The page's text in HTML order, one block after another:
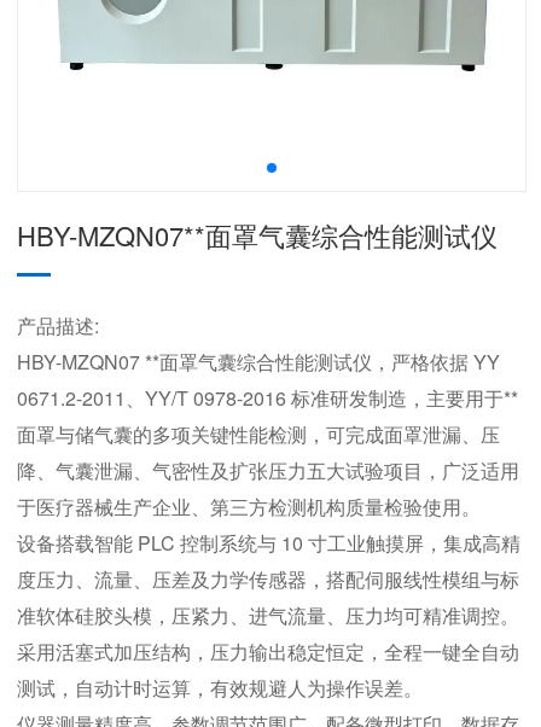
HBY-MZQN07**面罩气囊综合性能测试仪
产品描述:
HBY-MZQN07 **面罩气囊综合性能测试仪，严格依据 YY
0671.2-2011、YY/T 0978-2016 标准研发制造，主要用于**
面罩与储气囊的多项关键性能检测，可完成面罩泄漏、压
降、气囊泄漏、气密性及扩张压力五大试验项目，广泛适用
于医疗器械生产企业、第三方检测机构质量检验使用。
设备搭载智能 PLC 控制系统与 10 寸工业触摸屏，集成高精
度压力、流量、压差及力学传感器，搭配伺服线性模组与标
准软体硅胶头模，压紧力、进气流量、压力均可精准调控。
采用活塞式加压结构，压力输出稳定恒定，全程一键全自动
测试，自动计时运算，有效规避人为操作误差。